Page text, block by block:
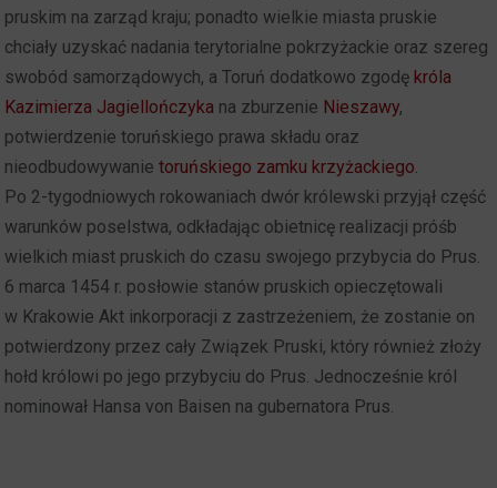
pruskim na zarząd kraju; ponadto wielkie miasta pruskie
chciały uzyskać nadania terytorialne pokrzyżackie oraz szereg
swobód samorządowych, a Toruń dodatkowo zgodę króla
Kazimierza Jagiellończyka na zburzenie Nieszawy,
potwierdzenie toruńskiego prawa składu oraz
nieodbudowywanietoruńskiego zamku krzyżackiego.
Po 2-tygodniowych rokowaniach dwór królewski przyjął część
warunków poselstwa, odkładając obietnicę realizacji próśb
wielkich miast pruskich do czasu swojego przybycia do Prus.
6 marca 1454 r. posłowie stanów pruskich opieczętowali
w Krakowie Akt inkorporacji z zastrzeżeniem, że zostanie on
potwierdzony przez cały Związek Pruski, który również złoży
hołd królowi po jego przybyciu do Prus. Jednocześnie król
nominował Hansa von Baisen na gubernatora Prus.